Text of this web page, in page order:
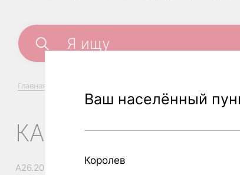
Ваш населённый
Королев
Главная
КАНДИДА
A26.20.048.001